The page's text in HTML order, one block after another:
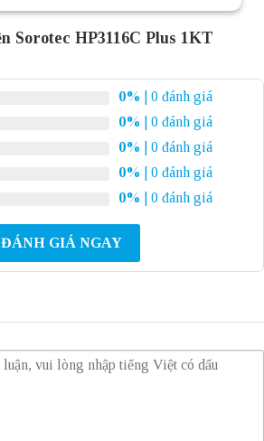
Sorotec HP3116C Plus 1KT
0%
| 0 đánh giá
0%
| 0 đánh giá
0%
| 0 đánh giá
0%
| 0 đánh giá
0% | 0 đánh giá
ĐÁNH GIÁ NGAY